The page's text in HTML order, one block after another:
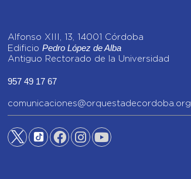
Alfonso XIII, 13, 14001 Córdoba
Edificio Pedro López de Alba
Antiguo Rectorado de la Universidad
957 49 17 67
comunicaciones@orquestadecordoba.org